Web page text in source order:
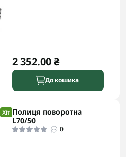
2 352.00 ₴
До кошика
Хіт Полиця поворотна
L70/50
0